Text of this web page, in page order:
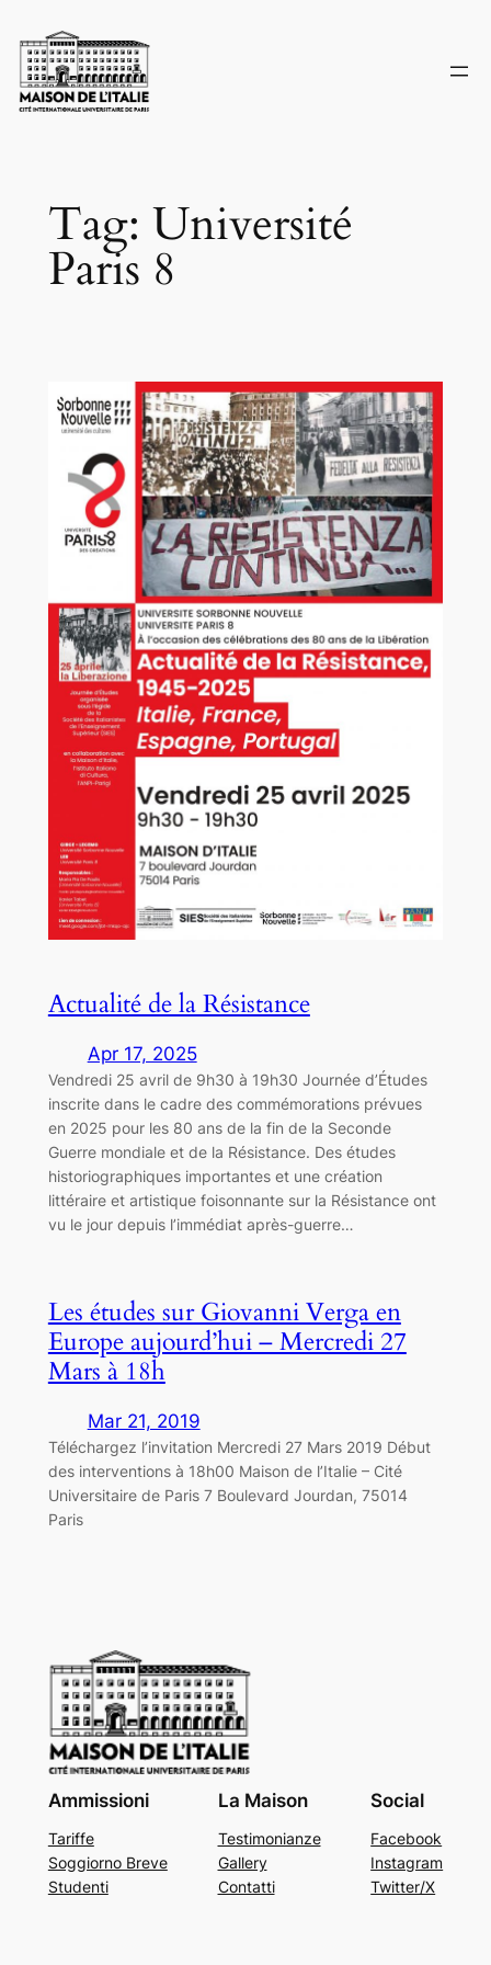
to
content
Tag: Université
Paris 8
Actualité de la Résistance
Apr 17, 2025
Vendredi 25 avril de 9h30 à 19h30 Journée d’Études
inscrite dans le cadre des commémorations prévues
en 2025 pour les 80 ans de la fin de la Seconde
Guerre mondiale et de la Résistance. Des études
historiographiques importantes et une création
littéraire et artistique foisonnante sur la Résistance ont
vu le jour depuis l’immédiat après-guerre…
Les études sur Giovanni Verga en
Europe aujourd’hui – Mercredi 27
Mars à 18h
Mar 21, 2019
Téléchargez l’invitation Mercredi 27 Mars 2019 Début
des interventions à 18h00 Maison de l’Italie – Cité
Universitaire de Paris 7 Boulevard Jourdan, 75014
Paris
Ammissioni
Tariffe
Soggiorno Breve
Studenti
La Maison
Testimonianze
Gallery
Contatti
Social
Facebook
Instagram
Twitter/X